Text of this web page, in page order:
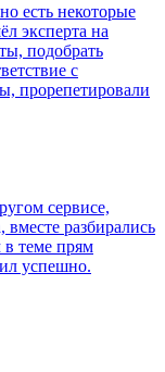
есть некоторые
эксперта на
подобрать
с
прорепетировали
сервисе,
вместе разбирались
в теме прям
успешно.